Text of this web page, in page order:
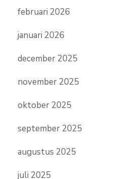
februari 2026
januari 2026
december 2025
november 2025
oktober 2025
september 2025
augustus 2025
juli 2025